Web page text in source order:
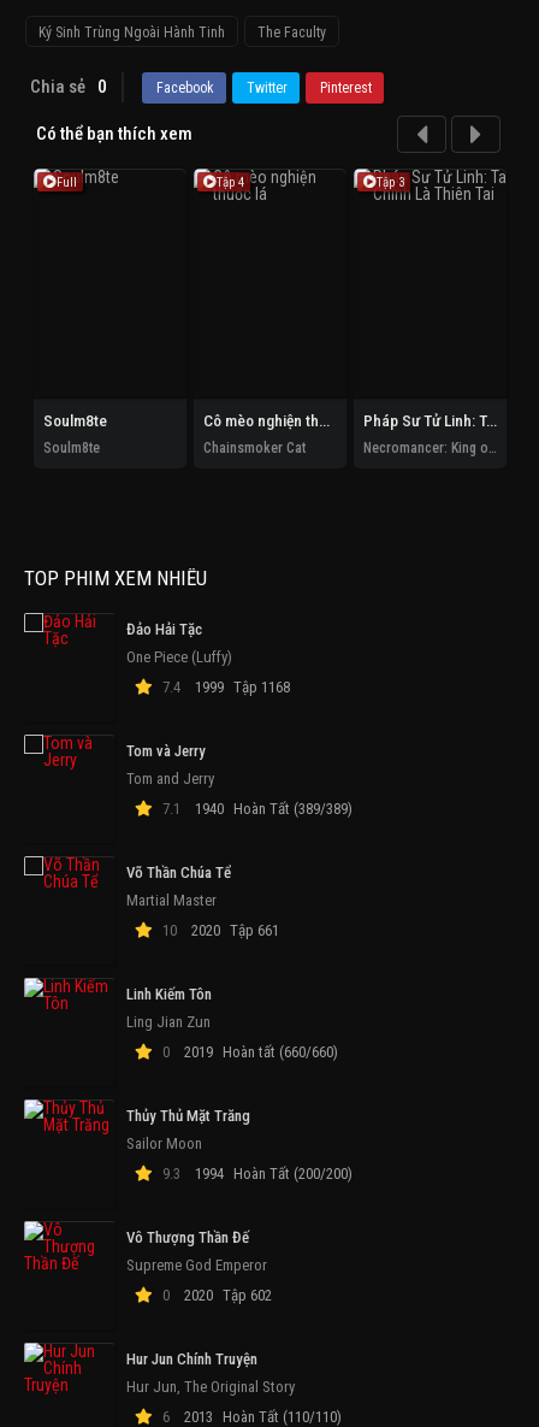
Ký Sinh Trùng Ngoài Hành Tinh The Faculty
Chia sẻ 0 Facebook Twitter Pinterest
Có thể bạn thích xem
Full
Soulm8te
Soulm8te
Tập 4
Cô mèo nghiện thuốc lá
Chainsmoker Cat
Tập 3
Pháp Sư Tử Linh: Ta Chính Là Thiên Tai
TOP PHIM XEM NHIỀU
Đảo Hải Tặc
One Piece (Luffy)
7.4
1999 Tập 1168
Tom và Jerry
Tom and Jerry
7.1
1940 Hoàn Tất (389/389)
Võ Thần Chúa Tể
Martial Master
10
2020 Tập 661
Linh Kiếm Tôn
Ling Jian Zun
0
2019 Hoàn tất (660/660)
Thủy Thủ Mặt Trăng
Sailor Moon
9.3
1994 Hoàn Tất (200/200)
Vô Thượng Thần Đế
Supreme God Emperor
0
2020 Tập 602
Hur Jun Chính Truyện
Hur Jun, The Original Story
6
2013 Hoàn Tất (110/110)